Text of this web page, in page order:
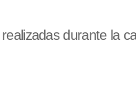
durante la